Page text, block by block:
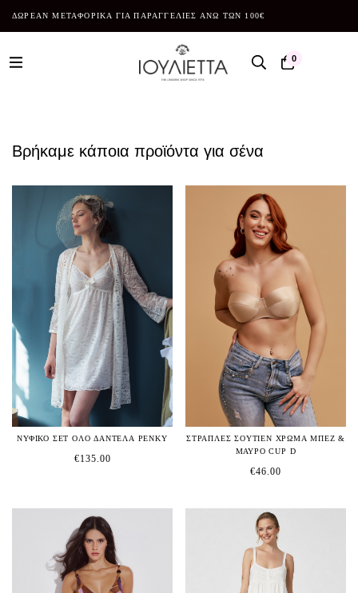
ΔΩΡΕΑΝ ΜΕΤΑΦΟΡΙΚΑ ΓΙΑ ΠΑΡΑΓΓΕΛΙΕΣ ΑΝΩ ΤΩΝ 100€
0
Βρήκαμε κάποια προϊόντα για σένα
ΝΥΦΙΚΟ ΣΕΤ ΟΛΟ ΔΑΝΤΕΛΑ PENKY
€135.00
ΣΤΡΑΠΛΕΣ ΣΟΥΤΙΕΝ ΧΡΩΜΑ ΜΠΕΖ &
ΜΑΥΡΟ CUP D
€46.00